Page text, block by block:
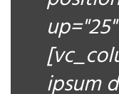
ipsum